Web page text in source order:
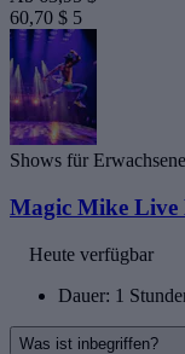
60,70 $ 5
Shows für Erwachsene
Magic Mike Live
Heute verfügbar
Dauer: 1
Was ist inbegriffen?